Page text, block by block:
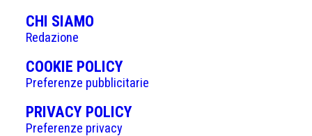
CHI SIAMO
Redazione
COOKIE POLICY(APRE
IN
UNA
NUOVA
Preferenze pubblicitarie
PRIVACY POLICY(APRE
Preferenze privacy